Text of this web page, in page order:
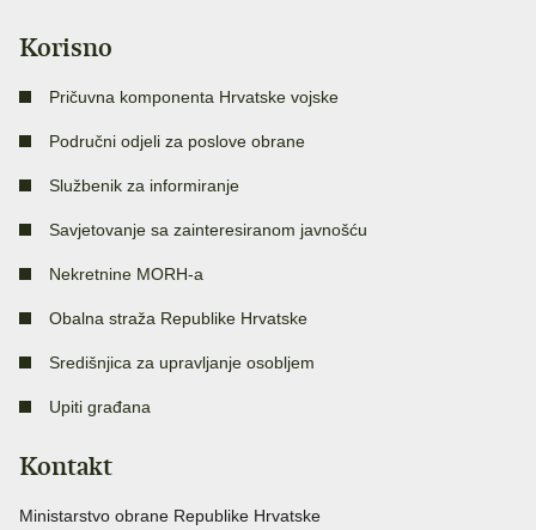
Korisno
Pričuvna komponenta Hrvatske vojske
Područni odjeli za poslove obrane
Službenik za informiranje
Savjetovanje sa zainteresiranom javnošću
Nekretnine MORH-a
Obalna straža Republike Hrvatske
Središnjica za upravljanje osobljem
Upiti građana
Kontakt
Ministarstvo obrane Republike Hrvatske